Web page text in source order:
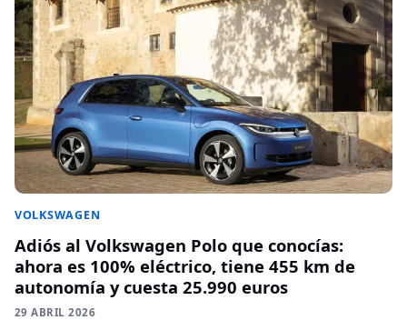
VOLKSWAGEN
Adiós al Volkswagen Polo que conocías:
ahora es 100% eléctrico, tiene 455 km de
autonomía y cuesta 25.990 euros
29 ABRIL 2026